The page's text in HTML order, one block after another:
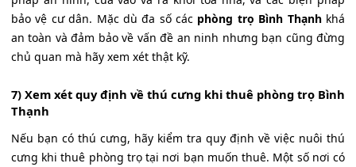
bảo vệ cư dân. Mặc dù đa số các phòng trọ Bình Thạnh khá
an toàn và đảm bảo về vấn đề an ninh nhưng bạn cũng đừng
chủ quan mà hãy xem xét thật kỹ.
7) Xem xét quy định về thú cưng khi thuê phòng trọ Bình
Thạnh
Nếu bạn có thú cưng, hãy kiểm tra quy định về việc nuôi thú
cưng khi thuê phòng trọ tại nơi bạn muốn thuê. Một số nơi có